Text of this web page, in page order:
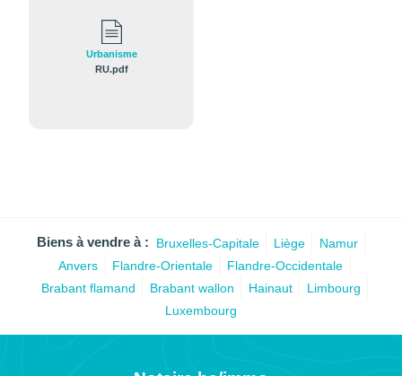
Urbanisme
RU.pdf
Biens à vendre à : Bruxelles-Capitale Liège
Namur
Anvers
Flandre-Orientale
Flandre-Occidentale
Brabant flamand
Brabant wallon Hainaut
Limbourg
Luxembourg